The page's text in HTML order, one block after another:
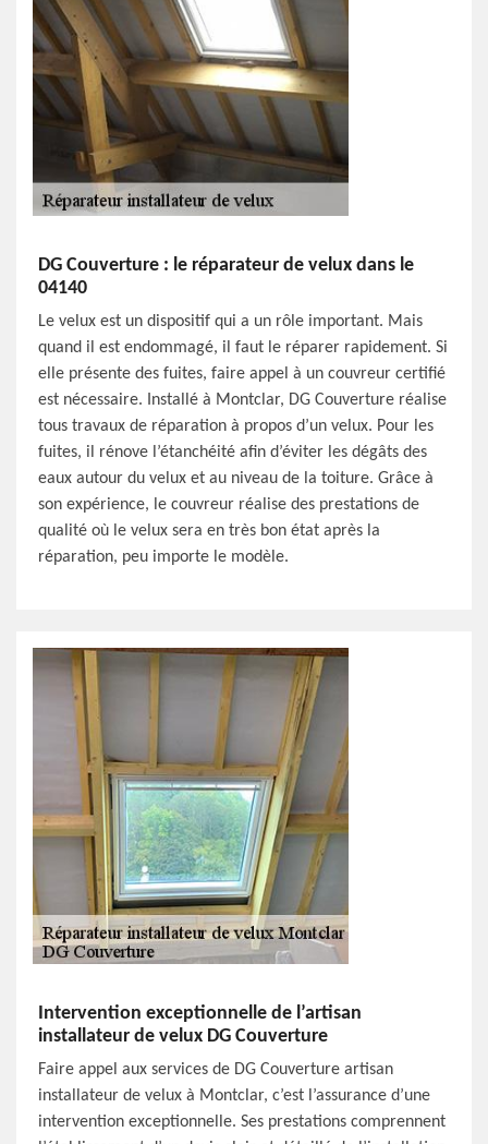
DG Couverture : le réparateur de velux dans le
04140
Le velux est un dispositif qui a un rôle important. Mais
quand il est endommagé, il faut le réparer rapidement. Si
elle présente des fuites, faire appel à un couvreur certifié
est nécessaire. Installé à Montclar, DG Couverture réalise
tous travaux de réparation à propos d’un velux. Pour les
fuites, il rénove l’étanchéité afin d’éviter les dégâts des
eaux autour du velux et au niveau de la toiture. Grâce à
son expérience, le couvreur réalise des prestations de
qualité où le velux sera en très bon état après la
réparation, peu importe le modèle.
Intervention exceptionnelle de l’artisan
installateur de velux DG Couverture
Faire appel aux services de DG Couverture artisan
installateur de velux à Montclar, c’est l’assurance d’une
intervention exceptionnelle. Ses prestations comprennent